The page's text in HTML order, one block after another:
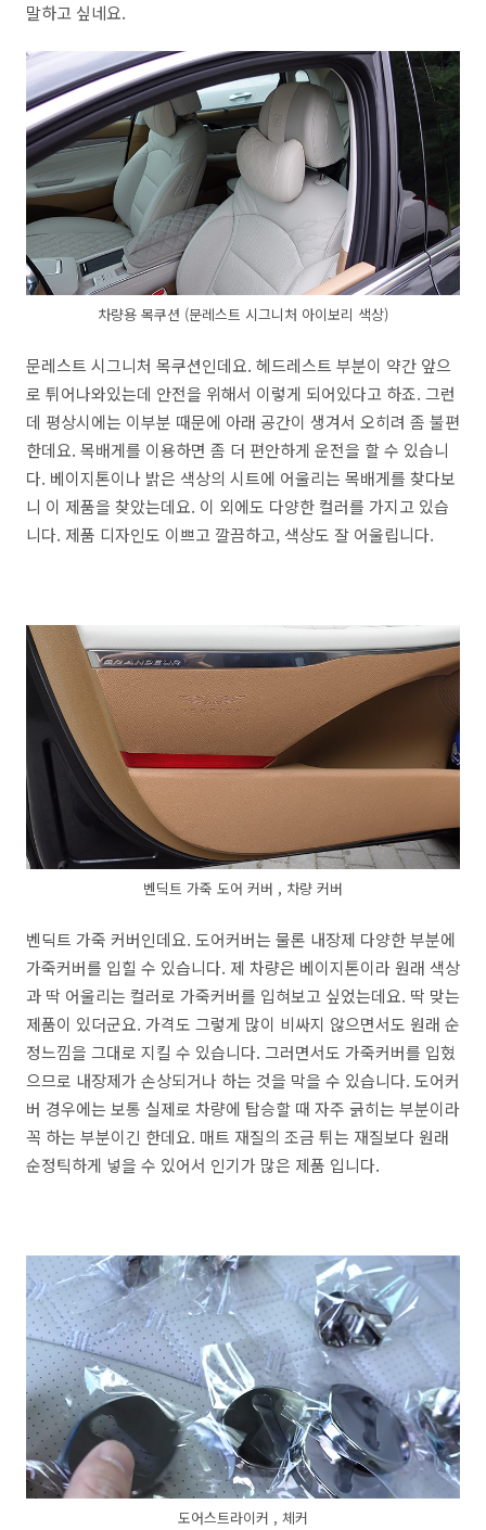
말하고 싶네요.
차량용 목쿠션 (문레스트 시그니처 아이보리 색상)
문레스트 시그니처 목쿠션인데요. 헤드레스트 부분이 약간 앞으
로 튀어나와있는데 안전을 위해서 이렇게 되어있다고 하죠. 그런
데 평상시에는 이부분 때문에 아래 공간이 생겨서 오히려 좀 불편
한데요. 목배게를 이용하면 좀 더 편안하게 운전을 할 수 있습니
다. 베이지톤이나 밝은 색상의 시트에 어울리는 목배게를 찾다보
니 이 제품을 찾았는데요. 이 외에도 다양한 컬러를 가지고 있습
니다. 제품 디자인도 이쁘고 깔끔하고, 색상도 잘 어울립니다.
벤딕트 가죽 도어 커버 , 차량 커버
벤딕트 가죽 커버인데요. 도어커버는 물론 내장제 다양한 부분에
가죽커버를 입힐 수 있습니다. 제 차량은 베이지톤이라 원래 색상
과 딱 어울리는 컬러로 가죽커버를 입혀보고 싶었는데요. 딱 맞는
제품이 있더군요. 가격도 그렇게 많이 비싸지 않으면서도 원래 순
정느낌을 그대로 지킬 수 있습니다. 그러면서도 가죽커버를 입혔
으므로 내장제가 손상되거나 하는 것을 막을 수 있습니다. 도어커
버 경우에는 보통 실제로 차량에 탑승할 때 자주 긁히는 부분이라
꼭 하는 부분이긴 한데요. 매트 재질의 조금 튀는 재질보다 원래
순정틱하게 넣을 수 있어서 인기가 많은 제품 입니다.
도어스트라이커 , 체커